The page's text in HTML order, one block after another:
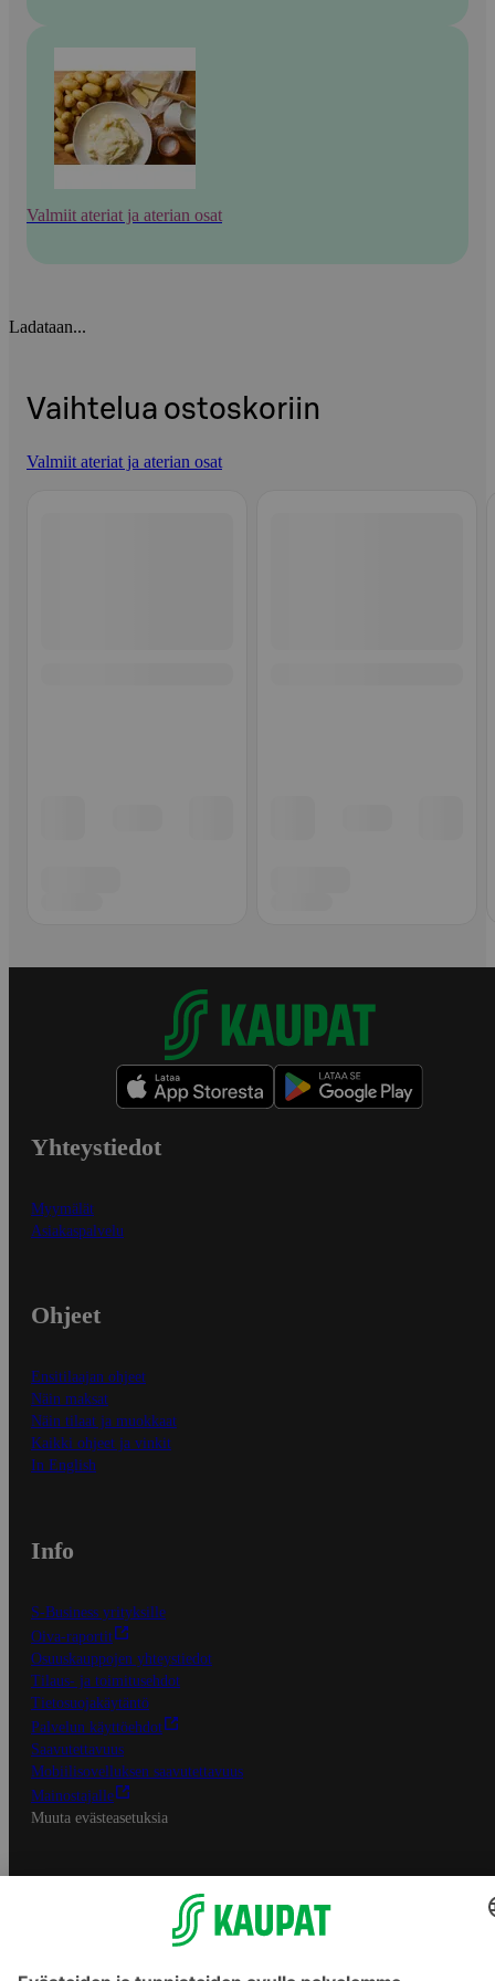
Valmiit ateriat ja aterian osat
Ladataan...
Vaihtelua ostoskoriin
Valmiit ateriat ja aterian osat
Yhteystiedot
Myymälät
Asiakaspalvelu
Ohjeet
Ensitilaajan ohjeet
Näin maksat
Näin tilaat ja muokkaat
Kaikki ohjeet ja vinkit
In English
Info
S-Business yrityksille
Oiva-raportit
Osuuskauppojen yhteystiedot
Tilaus- ja toimitusehdot
Tietosuojakäytäntö
Palvelun käyttöehdot
Saavutettavuus
Mobiilisovelluksen saavutettavuus
Mainostajalle
Muuta evästeasetuksia
S-ryhmän palvelut